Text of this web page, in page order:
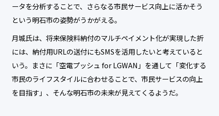
ータを分析することで、さらなる市民サービス向上に活かそう
という明石市の姿勢がうかがえる。
月城氏は、将来保険料納付のマルチペイメント化が実現した折
には、納付用URLの送付にもSMSを活用したいと考えていると
いう。まさに「空電プッシュ for LGWAN」を通して「変化する
市民のライフスタイルに合わせることで、市民サービスの向上
を目指す」、そんな明石市の未来が見えてくるようだ。